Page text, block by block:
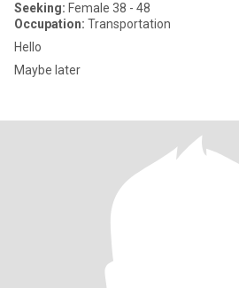
Seeking: Female 38 - 48
Occupation: Transportation
Hello
Maybe later